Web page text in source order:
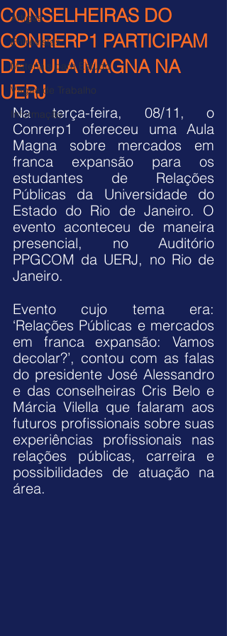
Artigos
Entrevistas
Materiais para Estudo
Vagas de Trabalho
Informação
CONSELHEIRAS DO
CONRERP1 PARTICIPAM
DE AULA MAGNA NA
UERJ
Na terça-feira, 08/11, o
Conrerp1 ofereceu uma Aula
Magna sobre mercados em
franca expansão para os
estudantes de Relações
Públicas da Universidade do
Estado do Rio de Janeiro. O
evento aconteceu de maneira
presencial, no Auditório
PPGCOM da UERJ, no Rio de
Janeiro.
Evento cujo tema era:
‘Relações Públicas e mercados
em franca expansão: Vamos
decolar?’, contou com as falas
do presidente José Alessandro
e das conselheiras Cris Belo e
Márcia Vilella que falaram aos
futuros profissionais sobre suas
experiências profissionais nas
relações públicas, carreira e
possibilidades de atuação na
área.